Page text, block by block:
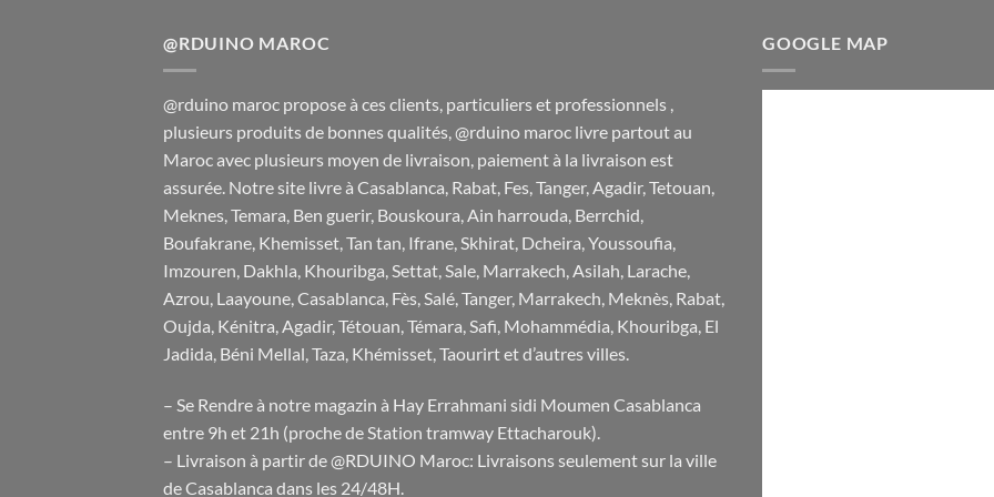
@RDUINO MAROC
@rduino maroc propose à ces clients, particuliers et professionnels ,
plusieurs produits de bonnes qualités, @rduino maroc livre partout au
Maroc avec plusieurs moyen de livraison, paiement à la livraison est
assurée. Notre site livre à Casablanca, Rabat, Fes, Tanger, Agadir, Tetouan,
Meknes, Temara, Ben guerir, Bouskoura, Ain harrouda, Berrchid,
Boufakrane, Khemisset, Tan tan, Ifrane, Skhirat, Dcheira, Youssoufia,
Imzouren, Dakhla, Khouribga, Settat, Sale, Marrakech, Asilah, Larache,
Azrou, Laayoune, Casablanca, Fès, Salé, Tanger, Marrakech, Meknès, Rabat,
Oujda, Kénitra, Agadir, Tétouan, Témara, Safi, Mohammédia, Khouribga, El
Jadida, Béni Mellal, Taza, Khémisset, Taourirt et d’autres villes.
– Se Rendre à notre magazin à Hay Errahmani sidi Moumen Casablanca
entre 9h et 21h (proche de Station tramway Ettacharouk).
– Livraison à partir de @RDUINO Maroc: Livraisons seulement sur la ville
de Casablanca dans les 24/48H.
GOOGLE MAP